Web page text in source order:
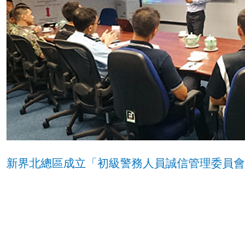
新界北總區成立「初級警務人員誠信管理委員